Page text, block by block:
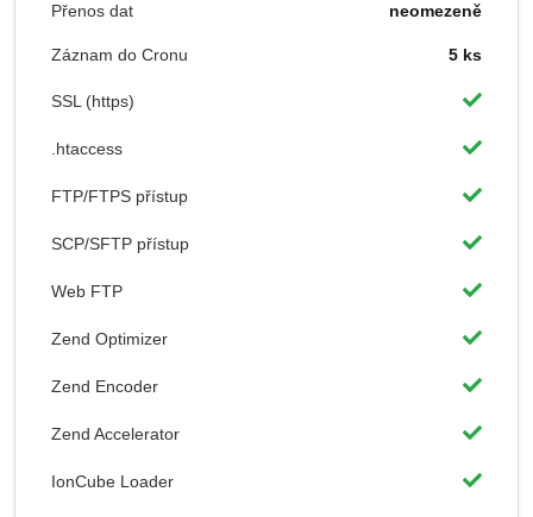
Přenos dat neomezeně
Záznam do Cronu 5 ks
SSL (https)
.htaccess
FTP/FTPS přístup
SCP/SFTP přístup
Web FTP
Zend Optimizer
Zend Encoder
Zend Accelerator
IonCube Loader